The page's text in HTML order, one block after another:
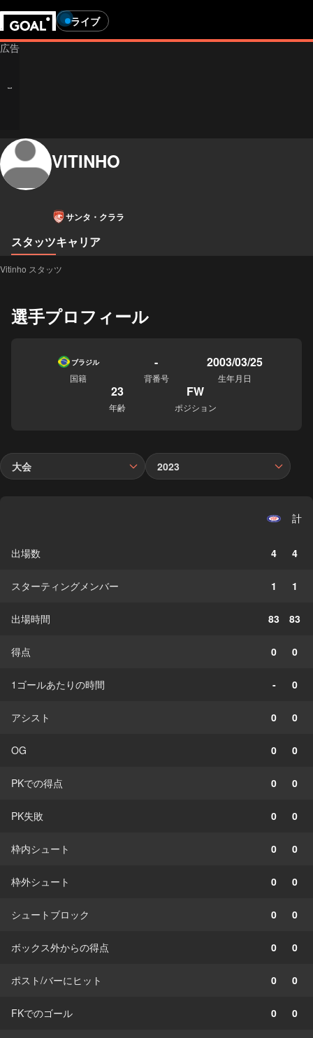
ライブ
VITINHO
サンタ・クララ
スタッツキャリア
Vitinho スタッツ
選手プロフィール
ブラジル
国籍
-
背番号
2003/03/25
生年月日
23
年齢
FW
ポジション
大会 2023
計
出場数 4 4
スターティングメンバー 1 1
出場時間 83 83
得点 0 0
1ゴールあたりの時間 - 0
アシスト 0 0
OG 0 0
PKでの得点 0 0
PK失敗 0 0
枠内シュート 0 0
枠外シュート 0 0
シュートブロック 0 0
ボックス外からの得点 0 0
ポスト/バーにヒット 0 0
FKでのゴール 0 0